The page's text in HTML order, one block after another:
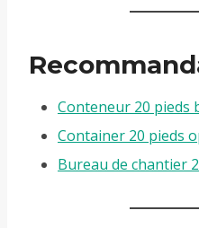
Conteneur 20 pieds
Container 20 pieds
Bureau de chantier